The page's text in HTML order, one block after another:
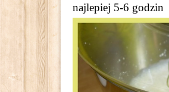
najlepiej 5-6 godzin